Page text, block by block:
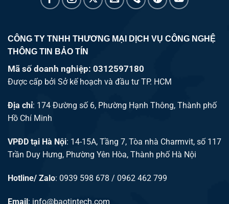
CÔNG TY TNHH THƯƠNG MẠI DỊCH VỤ CÔNG NGHỆ
THÔNG TIN BẢO TÍN
Mã số doanh nghiệp: 0312597180
Được cấp bởi Sở kế hoạch và đầu tư TP. HCM
Địa chỉ: 174 Đường số 6, Phường Hạnh Thông, Thành phố
Hồ Chí Minh
VPĐD tại Hà Nội: 14-15A, Tầng 7, Tòa nhà Charmvit, số 117
Trần Duy Hưng, Phường Yên Hòa, Thành phố Hà Nội
Hotline/ Zalo: 0939 598 678 / 0962 462 799
Email: info@baotintech.com